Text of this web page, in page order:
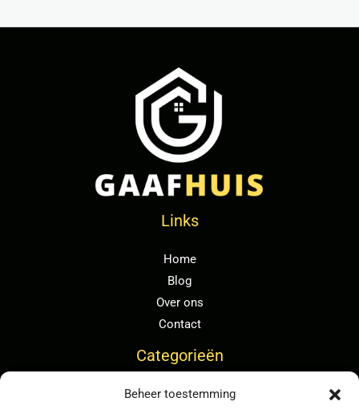
Beheer toestemming
Links
Home
Blog
Over ons
Contact
Categorieën
Algemeen